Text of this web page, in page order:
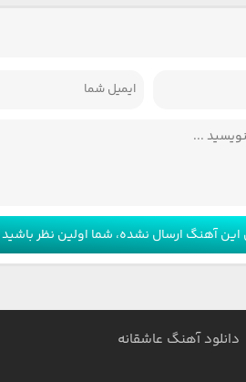
این آهنگ ارسال نشده، شما اولین نظر باشید
دانلود آهنگ عاشقانه